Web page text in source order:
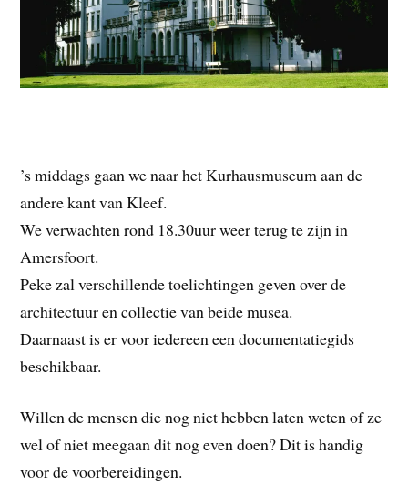
’s middags gaan we naar het Kurhausmuseum aan de
andere kant van Kleef.
We verwachten rond 18.30uur weer terug te zijn in
Amersfoort.
Peke zal verschillende toelichtingen geven over de
architectuur en collectie van beide musea.
Daarnaast is er voor iedereen een documentatiegids
beschikbaar.
Willen de mensen die nog niet hebben laten weten of ze
wel of niet meegaan dit nog even doen? Dit is handig
voor de voorbereidingen.